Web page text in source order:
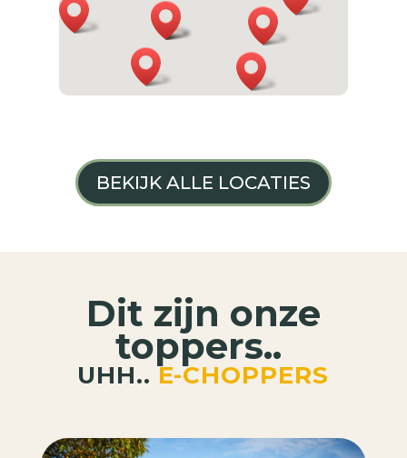
BEKIJK ALLE LOCATIES
Dit zijn onze
toppers..
UHH..E-CHOPPERS